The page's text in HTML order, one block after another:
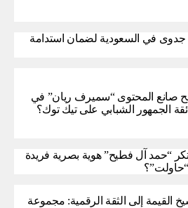
في السعودية لضمان استدامة
صانع المحتوى “سميرف ريان” في
الجمهور الشبابي على تيك توك؟
“حمد آل فطيح” هوية بصرية فريدة
القيمة إلى الثقة الرقمية: مجموعة